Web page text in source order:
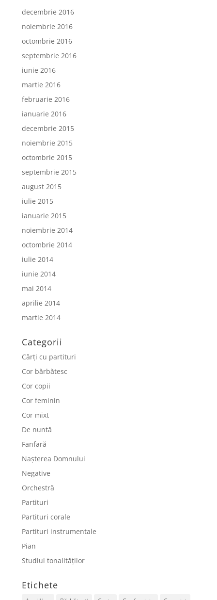
decembrie 2016
noiembrie 2016
octombrie 2016
septembrie 2016
iunie 2016
martie 2016
februarie 2016
ianuarie 2016
decembrie 2015
noiembrie 2015
octombrie 2015
septembrie 2015
august 2015
iulie 2015
ianuarie 2015
noiembrie 2014
octombrie 2014
iulie 2014
iunie 2014
mai 2014
aprilie 2014
martie 2014
Categorii
Cărți cu partituri
Cor bărbătesc
Cor copii
Cor feminin
Cor mixt
De nuntă
Fanfară
Nașterea Domnului
Negative
Orchestră
Partituri
Partituri corale
Partituri instrumentale
Pian
Studiul tonalităților
Etichete